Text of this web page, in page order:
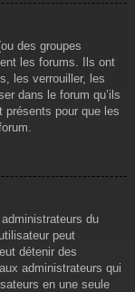
des groupes
les forums. Ils ont
les verrouiller, les
dans le forum qu’ils
présents pour que les
du
peut
détenir des
administrateurs qui
en une seule